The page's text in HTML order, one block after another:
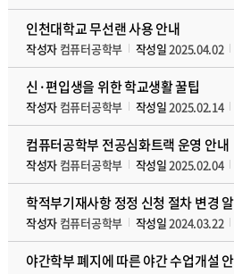
인천대학교 무선랜 사용 안내
작성자 컴퓨터공학부 작성일2025.04.02
신·편입생을 위한 학교생활 꿀팁
작성자 컴퓨터공학부 작성일2025.02.14
컴퓨터공학부 전공심화트랙 운영 안내
작성자 컴퓨터공학부 작성일2025.02.04
학적부기재사항 정정 신청 절차 변경
작성자 컴퓨터공학부 작성일2024.03.22
야간학부 폐지에 따른 야간 수업개설